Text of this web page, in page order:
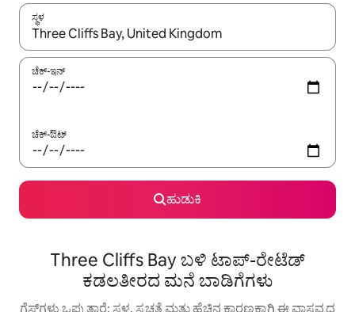
ಸ್ಥಳ
ಫಲಿತಾಂಶಗಳು ಲಭ್ಯವಿರುವಾಗ, ಅಪ್ ಮತ್ತು ಡೌನ್ ಬಾಣದ ಕೀಲಿಗಳೊಂದಿಗೆ
ಚೆಕ್-ಇನ್
ಚೆಕ್-ಔಟ್
ಹುಡುಕಿ
Three Cliffs Bay ಬಳಿ ಟಾಪ್-ರೇಟೆಡ್
ಕಡಲತೀರದ ಮನೆ ಬಾಡಿಗೆಗಳು
ಗೆಸ್ಟ್‌ಗಳು ಒಪ್ಪುತ್ತಾರೆ: ಸ್ಥಳ, ಸ್ವಚ್ಛತೆ ಮತ್ತು ಹೆಚ್ಚಿನ ಕಾರಣಕ್ಕಾಗಿ ಈ ವಾಸ್ತವ್ಯದ